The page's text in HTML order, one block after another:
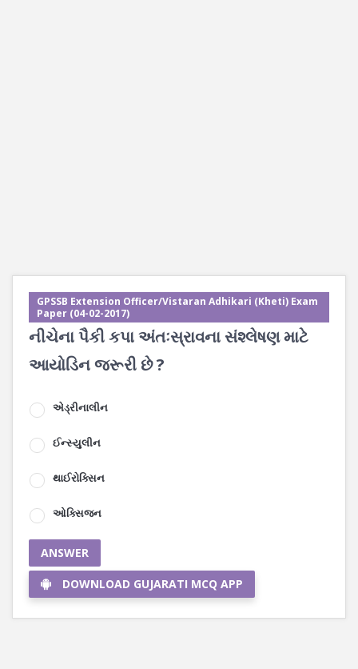
GPSSB Extension Officer/Vistaran Adhikari (Kheti) Exam
Paper (04-02-2017)
નીચેના પૈકી કપા અંતઃસ્રાવના સંશ્લેષણ માટે
આયોડિન જરૂરી છે ?
એડ્રીનાલીન
ઈન્સ્યુલીન
થાઈરોક્સિન
ઓક્સિજન
ANSWER
DOWNLOAD GUJARATI MCQ APP